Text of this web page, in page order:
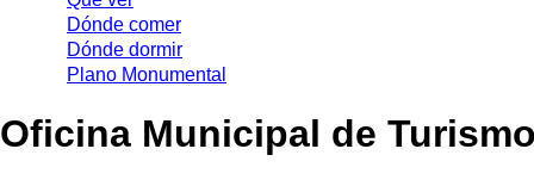
Dónde comer
Dónde dormir
Plano Monumental
Oficina Municipal de